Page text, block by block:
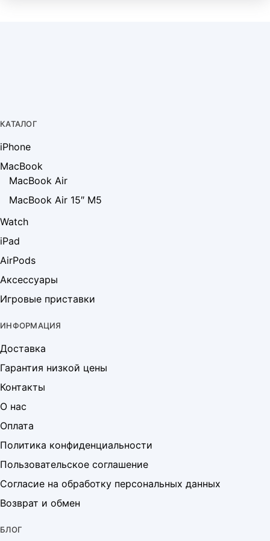
КАТАЛОГ
iPhone
MacBook
MacBook Air
MacBook Air 15″ M5
Watch
iPad
AirPods
Аксессуары
Игровые приставки
ИНФОРМАЦИЯ
Доставка
Гарантия низкой цены
Контакты
О нас
Оплата
Политика конфиденциальности
Пользовательское соглашение
Согласие на обработку персональных данных
Возврат и обмен
БЛОГ